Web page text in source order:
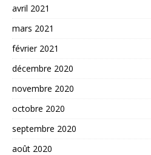
avril 2021
mars 2021
février 2021
décembre 2020
novembre 2020
octobre 2020
septembre 2020
août 2020